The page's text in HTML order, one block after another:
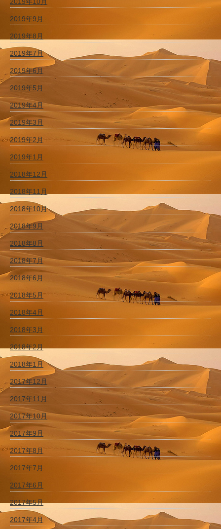
2019年10月
2019年9月
2019年8月
2019年7月
2019年6月
2019年5月
2019年4月
2019年3月
2019年2月
2019年1月
2018年12月
2018年11月
2018年10月
2018年9月
2018年8月
2018年7月
2018年6月
2018年5月
2018年4月
2018年3月
2018年2月
2018年1月
2017年12月
2017年11月
2017年10月
2017年9月
2017年8月
2017年7月
2017年6月
2017年5月
2017年4月